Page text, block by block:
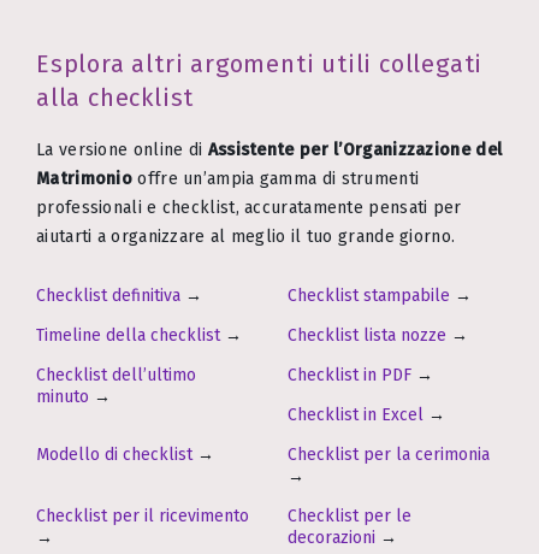
Esplora altri argomenti utili collegati
alla checklist
La versione online di Assistente per l’Organizzazione del
Matrimonio offre un’ampia gamma di strumenti
professionali e checklist, accuratamente pensati per
aiutarti a organizzare al meglio il tuo grande giorno.
Checklist definitiva → Checklist stampabile →
Timeline della checklist→ Checklist lista nozze →
Checklist dell’ultimo
minuto →
Checklist in PDF →
Checklist in Excel →
Modello di checklist→
Checklist per la cerimonia
→
Checklist per il ricevimento
→
Checklist per le
decorazioni →